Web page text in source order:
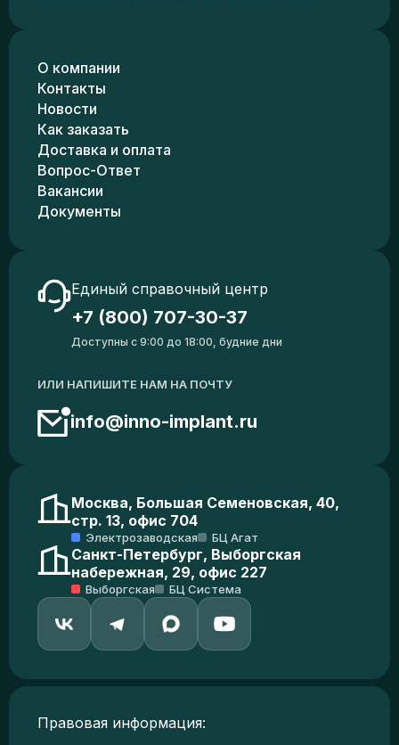
О компании
Контакты
Новости
Как заказать
Доставка и оплата
Вопрос-Ответ
Вакансии
Документы
Единый справочный центр
+7 (800) 707-30-37
Доступны с 9:00 до 18:00, будние дни
ИЛИ НАПИШИТЕ НАМ НА ПОЧТУ
info@inno-implant.ru
Москва, Большая Семеновская, 40,
стр. 13, офис 704
Электрозаводская БЦ Агат
Санкт-Петербург, Выборгская
набережная, 29, офис 227
Выборгская БЦ Система
Правовая информация: